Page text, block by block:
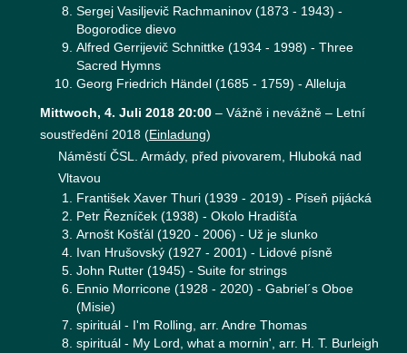
Sergej Vasiljevič Rachmaninov (1873 - 1943) -
Bogorodice dievo
Alfred Gerrijevič Schnittke (1934 - 1998) - Three
Sacred Hymns
Georg Friedrich Händel (1685 - 1759) - Alleluja
Mittwoch, 4. Juli 2018 20:00 – Vážně i nevážně – Letní
soustředění 2018 (Einladung)
Náměstí ČSL. Armády, před pivovarem, Hluboká nad
Vltavou
František Xaver Thuri (1939 - 2019) - Píseň pijácká
Petr Řezníček (1938) - Okolo Hradišťa
Arnošt Košťál (1920 - 2006) - Už je slunko
Ivan Hrušovský (1927 - 2001) - Lidové písně
John Rutter (1945) - Suite for strings
Ennio Morricone (1928 - 2020) - Gabriel´s Oboe
(Misie)
spirituál - I'm Rolling, arr. Andre Thomas
spirituál - My Lord, what a mornin', arr. H. T. Burleigh